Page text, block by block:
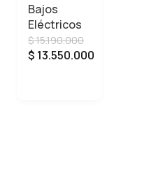
American
Ultra
Jazz Bass
V
Bajos
Eléctricos
$15.190.000
$ 13.550.000